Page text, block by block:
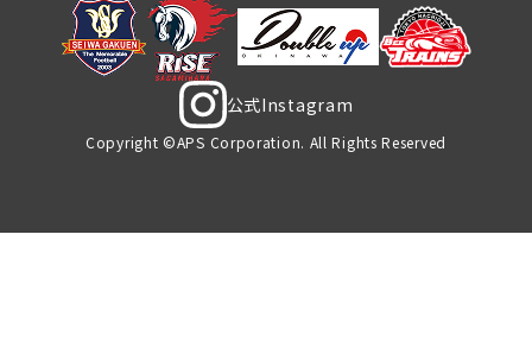
公式Instagram
Copyright ©APS Corporation. All Rights Reserved